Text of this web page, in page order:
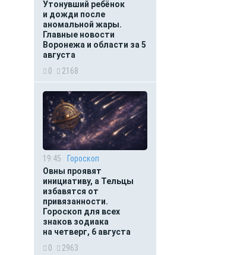
Утонувший ребёнок
и дожди после
аномальной жары.
Главные новости
Воронежа и области за 5
августа
0
2168
19:45
Гороскоп
Овны проявят
инициативу, а Тельцы
избавятся от
привязанности.
Гороскоп для всех
знаков зодиака
на четверг, 6 августа
0
2963